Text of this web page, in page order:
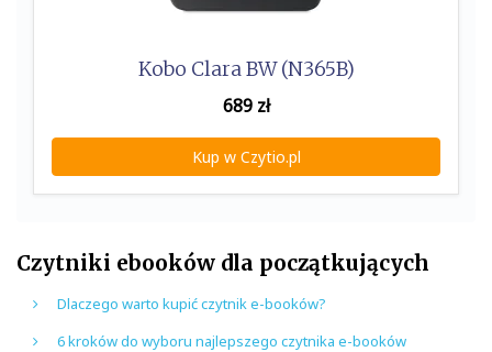
Kobo Clara BW (N365B)
689zł
Kup w Czytio.pl
Czytniki ebooków dla początkujących
Dlaczego warto kupić czytnik e-booków?
6 kroków do wyboru najlepszego czytnika e-booków